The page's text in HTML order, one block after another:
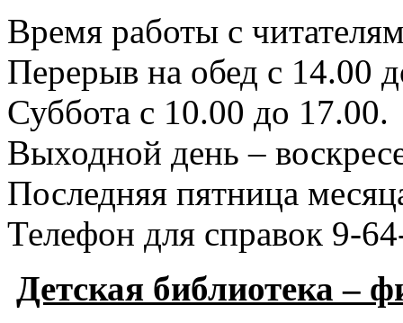
Время работы с
Перерыв на обед с 14.00
Суббота с 10.00 до 17.00.
Выходной день –
Последняя пятница
Телефон для справок 9-
Детская библиотека –